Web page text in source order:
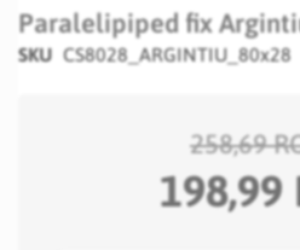
beginning
of
Paralelipiped fix
SKU CS8028_ARGINTIU_80x28
258,69
198,99